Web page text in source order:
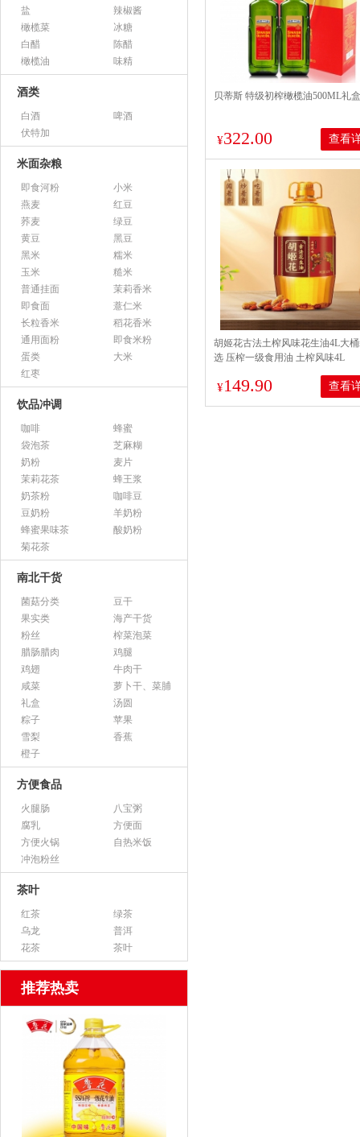
盐
辣椒酱
橄榄菜
冰糖
白醋
陈醋
橄榄油
味精
酒类
白酒
啤酒
伏特加
米面杂粮
即食河粉
小米
燕麦
红豆
荞麦
绿豆
黄豆
黑豆
黑米
糯米
玉米
糙米
普通挂面
茉莉香米
即食面
薏仁米
长粒香米
稻花香米
通用面粉
即食米粉
蛋类
大米
红枣
饮品冲调
咖啡
蜂蜜
袋泡茶
芝麻糊
奶粉
麦片
茉莉花茶
蜂王浆
奶茶粉
咖啡豆
豆奶粉
羊奶粉
蜂蜜果味茶
酸奶粉
菊花茶
南北干货
菌菇分类
豆干
果实类
海产干货
粉丝
榨菜泡菜
腊肠腊肉
鸡腿
鸡翅
牛肉干
咸菜
萝卜干、菜脯
礼盒
汤圆
粽子
苹果
雪梨
香蕉
橙子
方便食品
火腿肠
八宝粥
腐乳
方便面
方便火锅
自热米饭
冲泡粉丝
茶叶
红茶
绿茶
乌龙
普洱
花茶
茶叶
推荐热卖
贝蒂斯 特级初榨橄榄油500ML礼盒
¥322.00 查看
胡姬花古法土榨风味花生油4L大
选 压榨一级食用油 土榨风味4L
¥149.90 查看